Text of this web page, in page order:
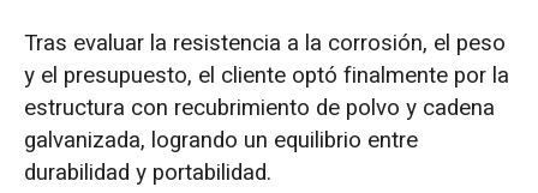
Tras evaluar la resistencia a la corrosión, el peso
y el presupuesto, el cliente optó finalmente por la
estructura con recubrimiento de polvo y cadena
galvanizada, logrando un equilibrio entre
durabilidad y portabilidad.